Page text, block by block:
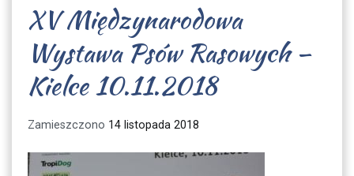
XV Międzynarodowa
Wystawa Psów Rasowych –
Kielce 10.11.2018
Zamieszczono 14 listopada 2018